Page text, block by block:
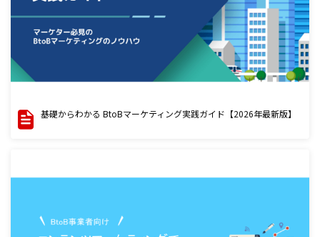
基礎からわかる BtoBマーケティング実践ガイド【2026年最新版】